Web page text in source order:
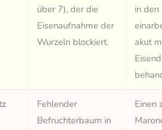
über 7), der die
Eisenaufnahme der
Wurzeln blockiert.
in
akut
Fehlender
Befruchterbaum in
Einen